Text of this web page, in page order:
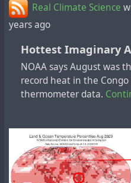
Real Climate Science
years ago
Hottest Imaginary
NOAA says August was
record heat in the
thermometer data.